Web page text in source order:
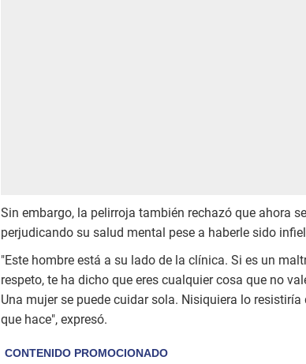
Sin embargo, la pelirroja también rechazó que ahora
perjudicando su salud mental pese a haberle sido
"Este hombre está a su lado de la clínica. Si es un
respeto, te ha dicho que eres cualquier cosa que no
Una mujer se puede cuidar sola. Nisiquiera lo
que hace", expresó.